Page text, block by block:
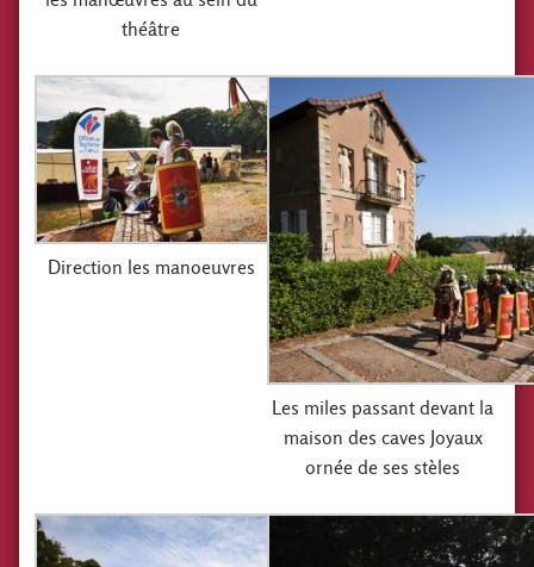
théâtre
Direction les manoeuvres
Les miles passant devant la
maison des caves Joyaux
ornée de ses stèles